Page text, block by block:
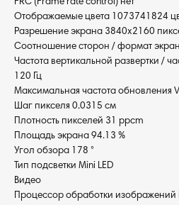
FRC (Frame rate control) нет
Отображаемые цвета 1073741824
Разрешение экрана 3840x2160
Соотношение сторон / формат
Частота вертикальной развертки /
120 Гц
Максимальная частота обновления
Шаг пикселя 0.0315 см
Плотность пикселей 31 ppcm
Площадь экрана 94.13 %
Угол обзора 178 °
Тип подсветки Mini LED
Видео
Процессор обработки изображений